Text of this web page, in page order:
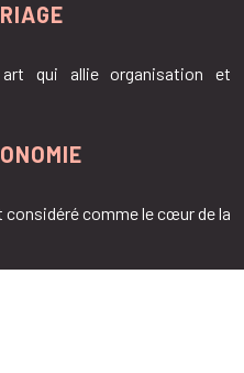
qui allie organisation et
comme le cœur de la